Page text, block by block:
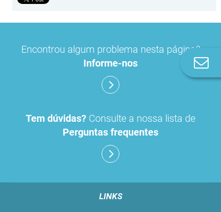
Encontrou algum problema nesta página?
Informe-nos
Tem dúvidas? Consulte a nossa lista de
Perguntas frequentes
LINKS